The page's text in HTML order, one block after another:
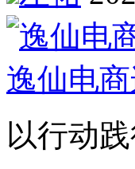
逸仙电
以行动